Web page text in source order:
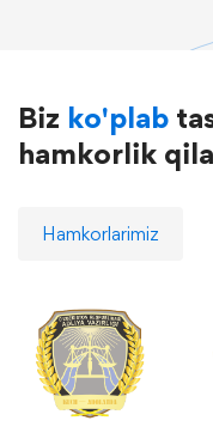
Biz ko'plab
hamkorlik
Hamkorlarimiz